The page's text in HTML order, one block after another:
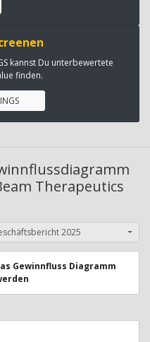
kannst Du unterbewertete
finden.
Therapeutics
2025
Gewinnfluss Diagramm